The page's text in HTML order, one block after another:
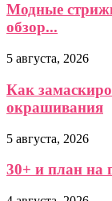
Модные
обзор...
5 августа, 2026
Как
окрашивания
5 августа, 2026
30+ и план на